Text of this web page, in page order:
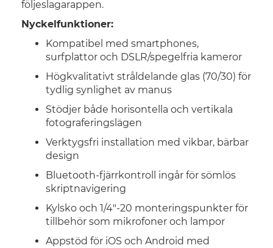
följeslagarappen.
Nyckelfunktioner:
Kompatibel med smartphones,
surfplattor och DSLR/spegelfria kameror
Högkvalitativt stråldelande glas (70/30) för
tydlig synlighet av manus
Stödjer både horisontella och vertikala
fotograferingslägen
Verktygsfri installation med vikbar, bärbar
design
Bluetooth-fjärrkontroll ingår för sömlös
skriptnavigering
Kylsko och 1/4"-20 monteringspunkter för
tillbehör som mikrofoner och lampor
Appstöd för iOS och Android med